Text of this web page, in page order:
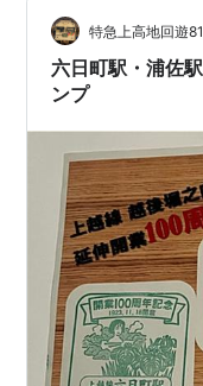
商店街は雪対策な
が多い。 魚沼市生
特急上高地回遊
六日町駅・浦佐
ンプ